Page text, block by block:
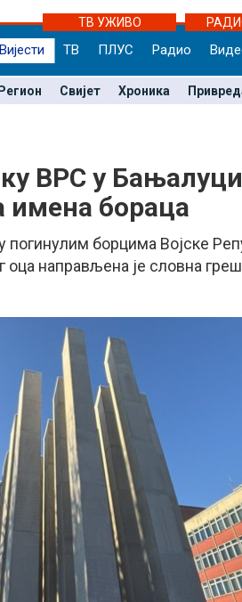
ТВ УЖИВО
Вијести ТВ ПЛУС Радио
Регион Свијет Хроника
ВРС у
имена бораца
борцима Војске
направљена је словна